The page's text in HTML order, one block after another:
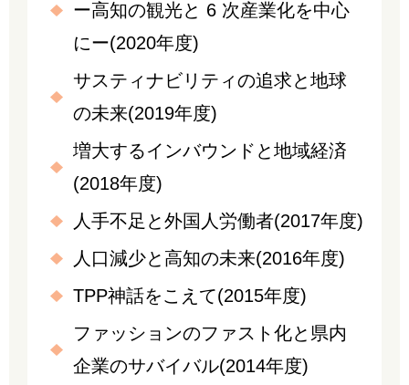
ー高知の観光と 6 次産業化を中心
にー(2020年度)
サスティナビリティの追求と地球
の未来(2019年度)
増大するインバウンドと地域経済
(2018年度)
人手不足と外国人労働者(2017年度)
人口減少と高知の未来(2016年度)
TPP神話をこえて(2015年度)
ファッションのファスト化と県内
企業のサバイバル(2014年度)